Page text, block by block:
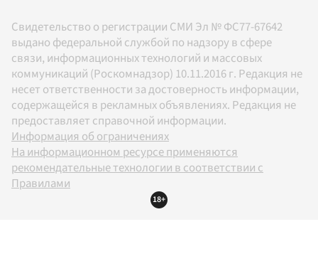
Свидетельство о регистрации СМИ Эл № ФС77-67642
выдано федеральной службой по надзору в сфере
связи, информационных технологий и массовых
коммуникаций (Роскомнадзор) 10.11.2016 г. Редакция не
несет ответственности за достоверность информации,
содержащейся в рекламных объявлениях. Редакция не
предоставляет справочной информации.
Информация об ограничениях
На информационном ресурсе применяются
рекомендательные технологии в соответствии с
Правилами
18+